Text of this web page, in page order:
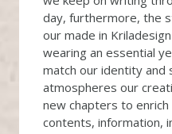
day, furthermore, the
our made in
wearing an essential
match our identity and
atmospheres our
new chapters to
contents, information,